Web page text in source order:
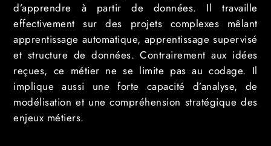
d’apprendre à partir de données. Il travaille
effectivement sur des projets complexes mêlant
apprentissage automatique, apprentissage supervisé
et structure de données. Contrairement aux idées
reçues, ce métier ne se limite pas au codage. Il
implique aussi une forte capacité d’analyse, de
modélisation et une compréhension stratégique des
enjeux métiers.